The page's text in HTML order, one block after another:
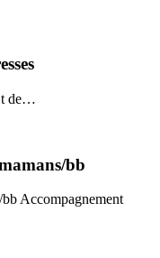
de…
bb
Accompagnement